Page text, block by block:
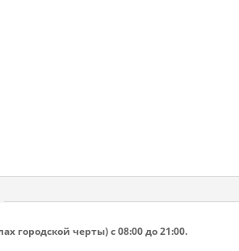
городской черты) с 08:00 до 21:00.